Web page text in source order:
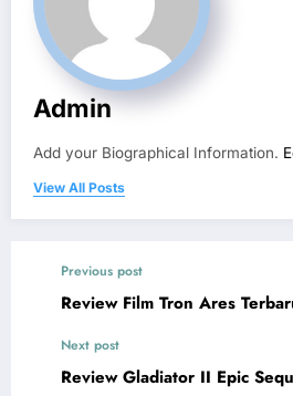
Admin
Add your Biographical Information.
View All Posts
Previous post
Review Film Tron Ares
Next post
Review Gladiator II Epic